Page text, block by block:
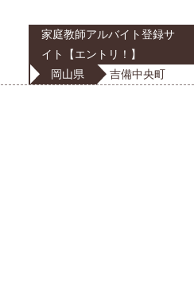
家庭教師アルバイト登録サ
イト【エントリ！】
岡山県
吉備中央町